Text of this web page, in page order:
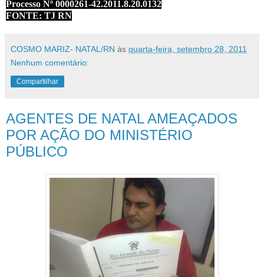
Processo Nº 0000261-42.2011.8.20.0132
FONTE: TJ RN
COSMO MARIZ- NATAL/RN às quarta-feira, setembro 28, 2011
Nenhum comentário:
Compartilhar
AGENTES DE NATAL AMEAÇADOS
POR AÇÃO DO MINISTÉRIO
PÚBLICO